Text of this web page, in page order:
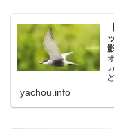
yachou.info